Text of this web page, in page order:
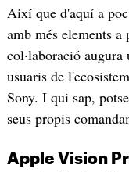
Així que d'aquí a
amb més elements a
col·laboració
usuaris de
Sony. I qui sap,
seus propis
Apple Vision